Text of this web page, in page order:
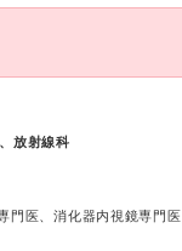
放射線科
門医、消化器内視鏡専門医